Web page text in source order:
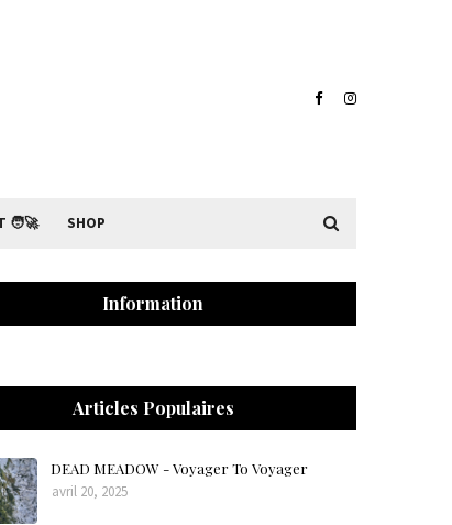
🧑‍🚀 SHOP
Information
Articles Populaires
DEAD MEADOW - Voyager To Voyager
avril 20, 2025